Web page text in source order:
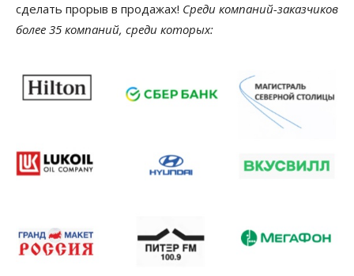
сделать прорыв в продажах! Среди компаний-заказчиков
более 35 компаний, среди которых: